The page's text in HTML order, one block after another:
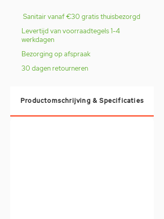
Sanitair vanaf €30 gratis thuisbezorgd
Levertijd van voorraadtegels 1-4
werkdagen
Bezorging op afspraak
30 dagen retourneren
Productomschrijving & Specificaties